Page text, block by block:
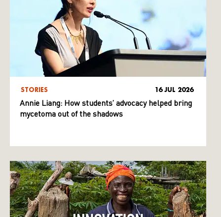
STORIES 16 JUL 2026
Annie Liang: How students’ advocacy helped bring
mycetoma out of the shadows